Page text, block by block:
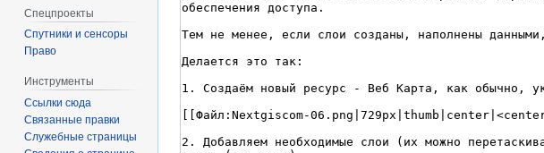
Спецпроекты
Спутники и сенсоры
Право
Инструменты
Ссылки сюда
Связанные правки
Служебные страницы